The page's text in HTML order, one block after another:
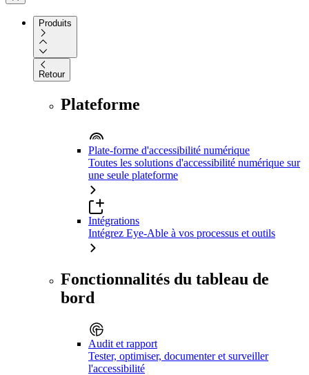
Produits
Retour
Plateforme
Plate-forme d'accessibilité numérique
Toutes les solutions d'accessibilité numérique sur
une seule plateforme
Intégrations
Intégrez Eye-Able à vos processus et outils
Fonctionnalités du tableau de
bord
Audit et rapport
Tester, optimiser, documenter et surveiller
l'accessibilité